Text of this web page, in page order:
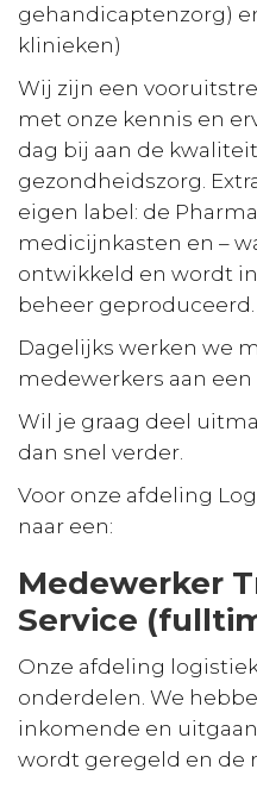
gehandicaptenzorg)
klinieken)
Wij zijn een
met onze kennis en
dag bij aan de
gezondheidszorg.
eigen label: de
medicijnkasten en –
ontwikkeld en wordt
beheer geproduceerd.
Dagelijks werken we
medewerkers aan
Wil je graag deel
dan snel verder.
Voor onze afdeling
naar een:
Medewerker
Service
Onze afdeling
onderdelen. We
inkomende en
wordt geregeld en de